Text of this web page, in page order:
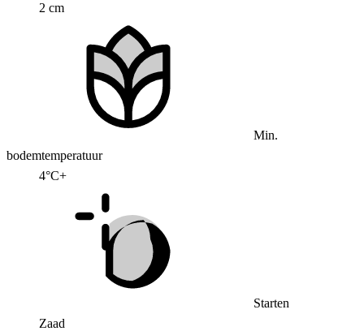
2 cm
Min.
bodemtemperatuur
4°C+
Starten
Zaad